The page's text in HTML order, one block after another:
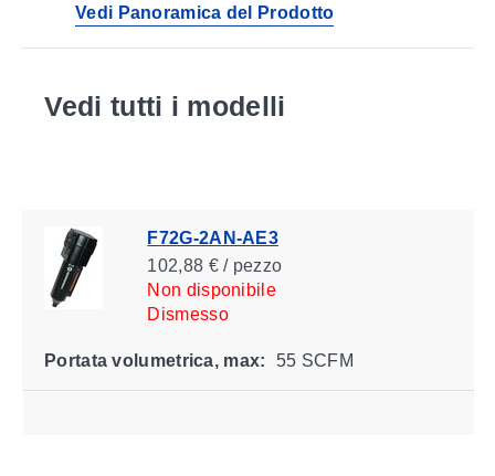
Vedi Panoramica del Prodotto
Vedi tutti i modelli
F72G-2AN-AE3
102,88 € / pezzo
Non disponibile
Dismesso
Portata volumetrica, max: 55 SCFM